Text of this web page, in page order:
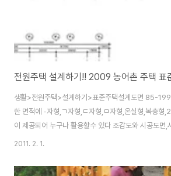
생활>전원주택>설계하기>표준주택설계도면 85-
한 면적에 -자형,ㄱ자형,ㄷ자형,ㅁ자형,온실형,복층형
이 제공되어 누구나 활용할수 있다 조감도와 시공도면,
었있다 이를 활용하면 따로 설계 과정을 거치지 않고 건
맞춤정보 제공 => 웰촌 포탈 한국농어촌공사 운영, 체
2011. 2. 1.